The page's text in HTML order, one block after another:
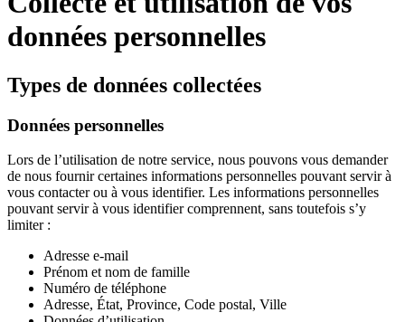
données personnelles
Types de données collectées
Données personnelles
Lors de l’utilisation de notre service, nous pouvons vous demander
de nous fournir certaines informations personnelles pouvant servir à
vous contacter ou à vous identifier. Les informations personnelles
pouvant servir à vous identifier comprennent, sans toutefois s’y
limiter :
Adresse e-mail
Prénom et nom de famille
Numéro de téléphone
Adresse, État, Province, Code postal, Ville